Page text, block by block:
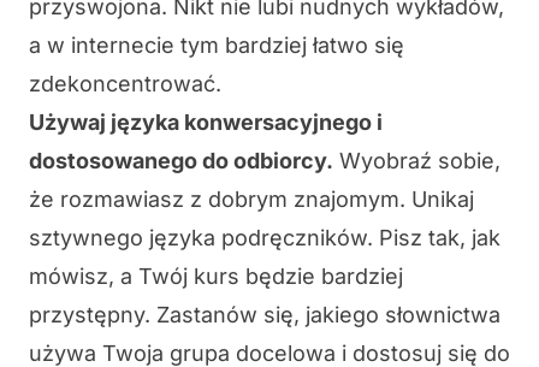
przyswojona. Nikt nie lubi nudnych wykładów,
a w internecie tym bardziej łatwo się
zdekoncentrować.
Używaj języka konwersacyjnego i
dostosowanego do odbiorcy. Wyobraź sobie,
że rozmawiasz z dobrym znajomym. Unikaj
sztywnego języka podręczników. Pisz tak, jak
mówisz, a Twój kurs będzie bardziej
przystępny. Zastanów się, jakiego słownictwa
używa Twoja grupa docelowa i dostosuj się do